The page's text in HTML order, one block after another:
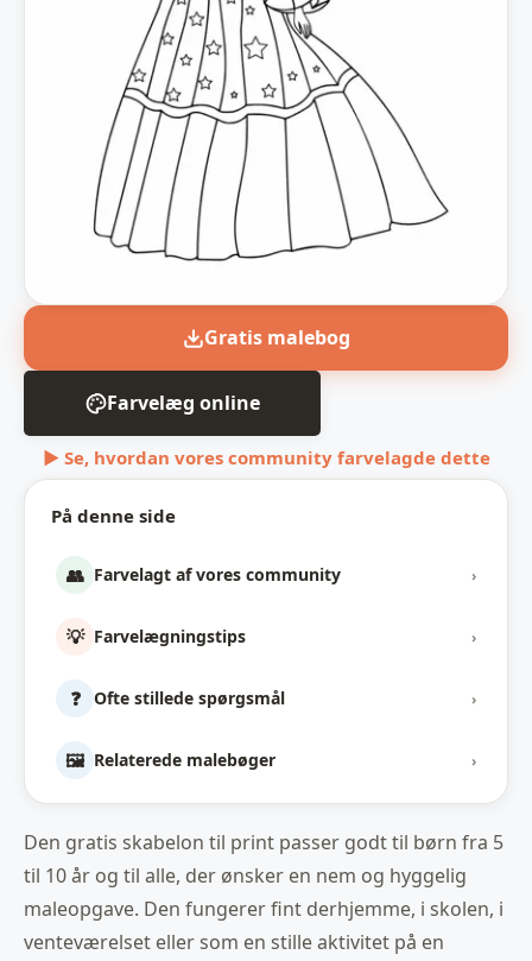
På denne side
👥 Farvelagt af vores community ›
💡 Farvelægningstips ›
❓ Ofte stillede spørgsmål ›
🖼️ Relaterede malebøger ›
Gratis malebog
Farvelæg online
▶ Se, hvordan vores community farvelagde dette
Den gratis skabelon til print passer godt til børn fra 5
til 10 år og til alle, der ønsker en nem og hyggelig
maleopgave. Den fungerer fint derhjemme, i skolen, i
venteværelset eller som en stille aktivitet på en